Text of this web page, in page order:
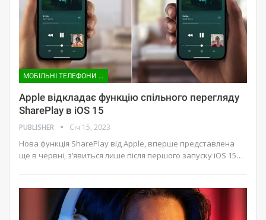
МОБІЛЬНІ ТЕЛЕФОНИ ТА АКСЕСУАРИ
Apple відкладає функцію спільного перегляду
SharePlay в iOS 15
PUBLISHER Січ 15, 2023
Нова функція SharePlay від Apple, вперше представлена ​​
ще в червні, з’явиться лише після першого запуску iOS 15…